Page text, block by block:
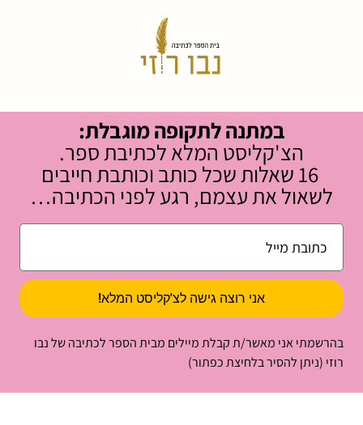
במתנה לתקופה מוגבלת:
הצ'קליסט המלא לכתיבת ספר.
16 שאלות שכל כותב וכותבת חייבים
לשאול את עצמם, רגע לפני הכתיבה…
אני רוצה גישה לצ'קליסט המלא!
בהרשמתי אני מאשר/ת קבלת מיילים מבית הספר לכתיבה של נבו
רוזי (ניתן להסיר בלחיצת כפתור)